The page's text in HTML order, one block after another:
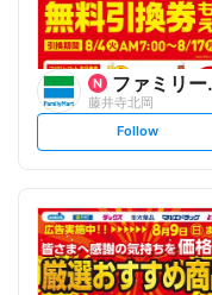
ファミリーマート
藤井寺北岡
s
t
l
o
w
Follow